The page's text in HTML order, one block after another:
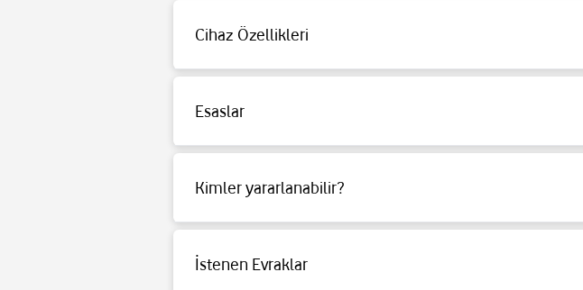
Cihaz Özellikleri
Esaslar
Detaylı bilgi için tıklayınız.
Kimler yararlanabilir?
Detaylı bilgi için tıklayınız.
İstenen Evraklar